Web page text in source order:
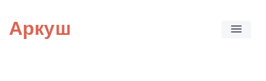
content
Аркуш